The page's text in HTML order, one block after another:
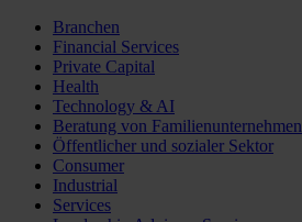
Branchen
Financial Services
Private Capital
Health
Technology & AI
Beratung von Familienunternehmen
Öffentlicher und sozialer Sektor
Consumer
Industrial
Services